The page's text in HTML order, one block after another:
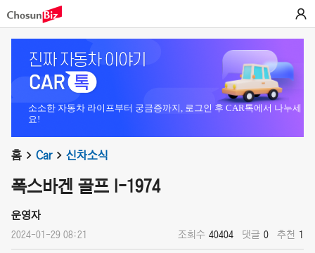
소소한 자동차 라이프부터 궁금증까지, 로그인 후 CAR톡에서 나누세
요!
홈 Car 신차소식
폭스바겐 골프 I-1974
운영자
2024-01-29 08:21 조회수 40404 댓글 0 추천 1